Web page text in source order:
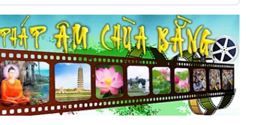
Nội: Long trọng lễ khởi công xây
Trung tâm văn hóa Phật giáo Thủ
Nội: Ngày tu học cuối cùng khép lại
sinh hoạt Phật pháp mùa hè lần
XIV tại chùa Bằng